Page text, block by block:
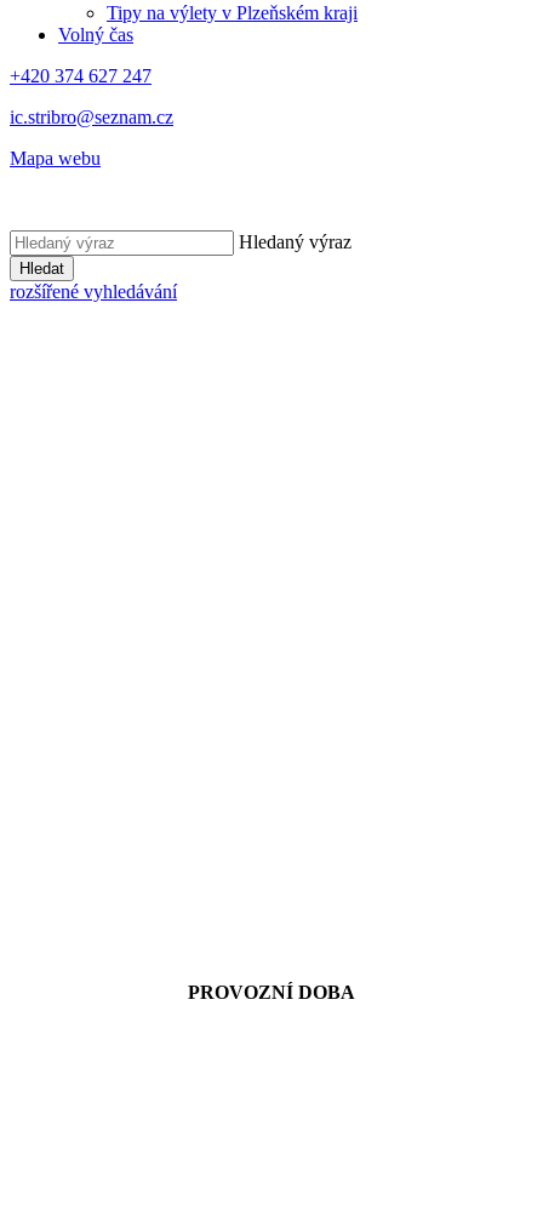
Tipy na výlety v Plzeňském kraji
Volný čas
+420 374 627 247
ic.stribro@seznam.cz
Mapa webu
Hledaný výraz
Hledat
rozšířené vyhledávání
PROVOZNÍ DOBA